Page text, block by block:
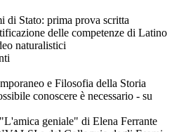
di Stato: prima prova scritta
delle competenze di Latino
naturalistici
e Filosofia della Storia
conoscere è necessario - su
geniale" di Elena Ferrante